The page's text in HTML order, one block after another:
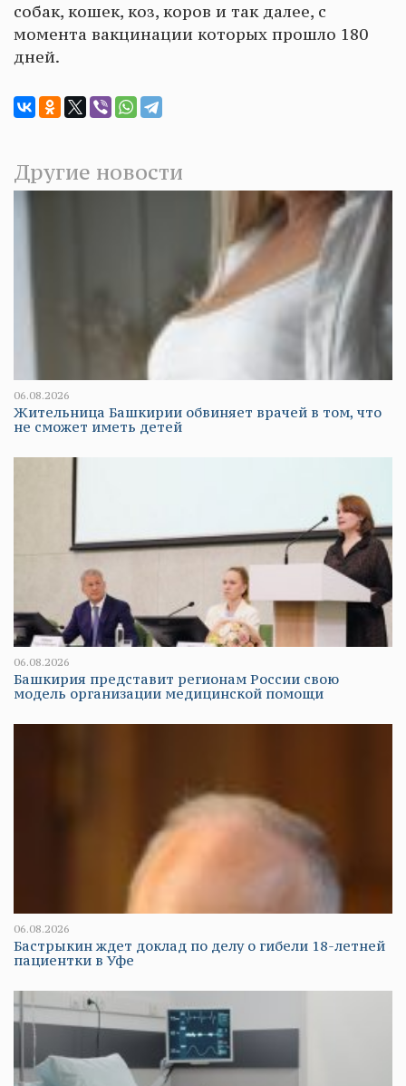
собак, кошек, коз, коров и так далее, с
момента вакцинации которых прошло 180
дней.
Другие новости
06.08.2026
Жительница Башкирии обвиняет врачей в том, что
не сможет иметь детей
06.08.2026
Башкирия представит регионам России свою
модель организации медицинской помощи
06.08.2026
Бастрыкин ждет доклад по делу о гибели 18-летней
пациентки в Уфе